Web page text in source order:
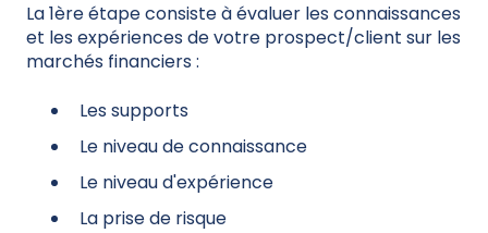
La 1ère étape consiste à évaluer les connaissances
et les expériences de votre prospect/client sur les
marchés financiers :
Les supports
Le niveau de connaissance
Le niveau d'expérience
La prise de risque